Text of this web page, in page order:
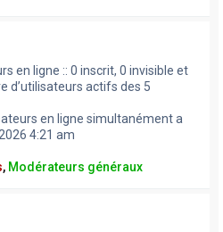
en ligne :: 0 inscrit, 0 invisible et
d’utilisateurs actifs des 5
en ligne simultanément a
4:21 am
, Modérateurs généraux